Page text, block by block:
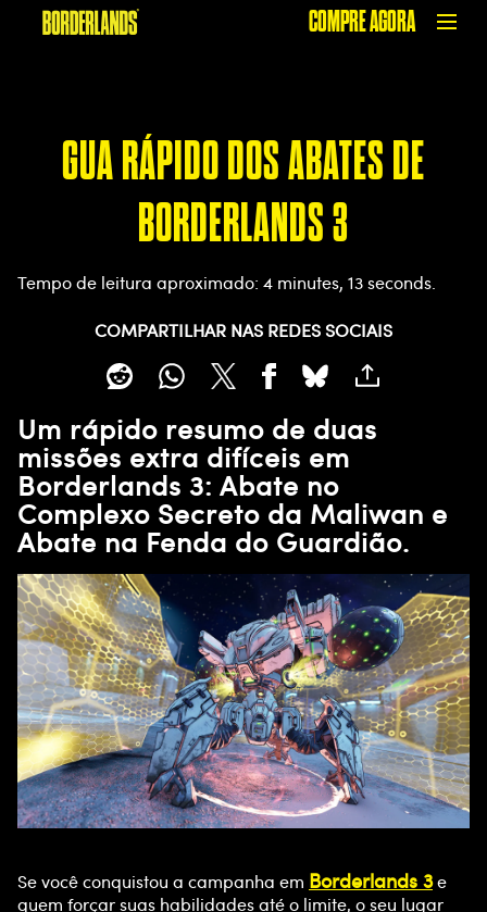
COMPRE AGORA
GUA RÁPIDO DOS ABATES DE
BORDERLANDS 3
Tempo de leitura aproximado 4 minutes, 13 seconds
COMPARTILHAR NAS REDES SOCIAIS
Um rápido resumo de duas
missões extra difíceis em
Borderlands 3: Abate no
Complexo Secreto da Maliwan e
Abate na Fenda do Guardião.
Se você conquistou a campanha em Borderlands 3e
quem forçar suas habilidades até o limite, o seu lugar